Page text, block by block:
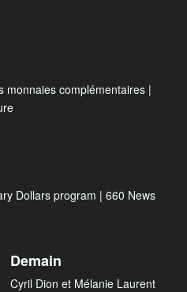
monnaies complémentaires |
Dollars program | 660 News
Demain
Cyril Dion et Mélanie Laurent